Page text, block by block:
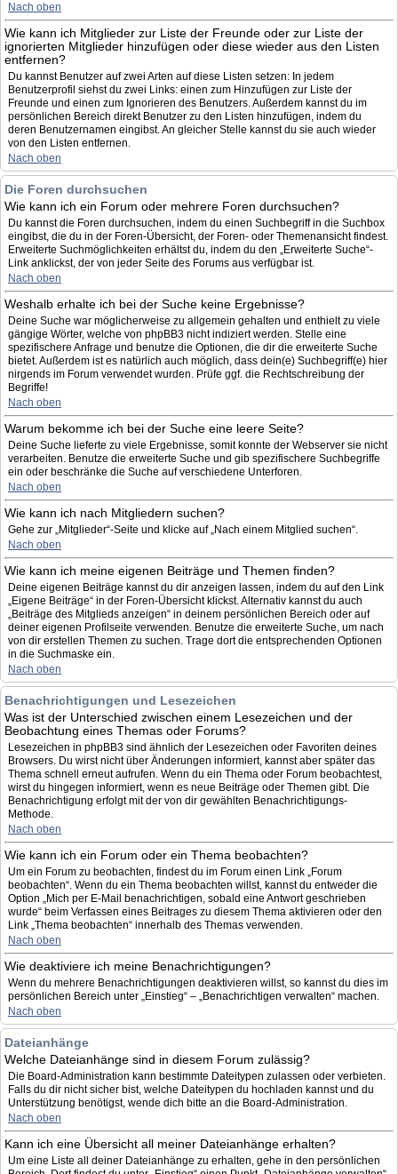
Nach oben
Wie kann ich Mitglieder zur Liste der Freunde oder zur Liste der
ignorierten Mitglieder hinzufügen oder diese wieder aus den Listen
entfernen?
Du kannst Benutzer auf zwei Arten auf diese Listen setzen: In jedem
Benutzerprofil siehst du zwei Links: einen zum Hinzufügen zur Liste der
Freunde und einen zum Ignorieren des Benutzers. Außerdem kannst du im
persönlichen Bereich direkt Benutzer zu den Listen hinzufügen, indem du
deren Benutzernamen eingibst. An gleicher Stelle kannst du sie auch wieder
von den Listen entfernen.
Nach oben
Die Foren durchsuchen
Wie kann ich ein Forum oder mehrere Foren durchsuchen?
Du kannst die Foren durchsuchen, indem du einen Suchbegriff in die Suchbox
eingibst, die du in der Foren-Übersicht, der Foren- oder Themenansicht findest.
Erweiterte Suchmöglichkeiten erhältst du, indem du den „Erweiterte Suche“-
Link anklickst, der von jeder Seite des Forums aus verfügbar ist.
Nach oben
Weshalb erhalte ich bei der Suche keine Ergebnisse?
Deine Suche war möglicherweise zu allgemein gehalten und enthielt zu viele
gängige Wörter, welche von phpBB3 nicht indiziert werden. Stelle eine
spezifischere Anfrage und benutze die Optionen, die dir die erweiterte Suche
bietet. Außerdem ist es natürlich auch möglich, dass dein(e) Suchbegriff(e) hier
nirgends im Forum verwendet wurden. Prüfe ggf. die Rechtschreibung der
Begriffe!
Nach oben
Warum bekomme ich bei der Suche eine leere Seite?
Deine Suche lieferte zu viele Ergebnisse, somit konnte der Webserver sie nicht
verarbeiten. Benutze die erweiterte Suche und gib spezifischere Suchbegriffe
ein oder beschränke die Suche auf verschiedene Unterforen.
Nach oben
Wie kann ich nach Mitgliedern suchen?
Gehe zur „Mitglieder“-Seite und klicke auf „Nach einem Mitglied suchen“.
Nach oben
Wie kann ich meine eigenen Beiträge und Themen finden?
Deine eigenen Beiträge kannst du dir anzeigen lassen, indem du auf den Link
„Eigene Beiträge“ in der Foren-Übersicht klickst. Alternativ kannst du auch
„Beiträge des Mitglieds anzeigen“ in deinem persönlichen Bereich oder auf
deiner eigenen Profilseite verwenden. Benutze die erweiterte Suche, um nach
von dir erstellen Themen zu suchen. Trage dort die entsprechenden Optionen
in die Suchmaske ein.
Nach oben
Benachrichtigungen und Lesezeichen
Was ist der Unterschied zwischen einem Lesezeichen und der
Beobachtung eines Themas oder Forums?
Lesezeichen in phpBB3 sind ähnlich der Lesezeichen oder Favoriten deines
Browsers. Du wirst nicht über Änderungen informiert, kannst aber später das
Thema schnell erneut aufrufen. Wenn du ein Thema oder Forum beobachtest,
wirst du hingegen informiert, wenn es neue Beiträge oder Themen gibt. Die
Benachrichtigung erfolgt mit der von dir gewählten Benachrichtigungs-
Methode.
Nach oben
Wie kann ich ein Forum oder ein Thema beobachten?
Um ein Forum zu beobachten, findest du im Forum einen Link „Forum
beobachten“. Wenn du ein Thema beobachten willst, kannst du entweder die
Option „Mich per E-Mail benachrichtigen, sobald eine Antwort geschrieben
wurde“ beim Verfassen eines Beitrages zu diesem Thema aktivieren oder den
Link „Thema beobachten“ innerhalb des Themas verwenden.
Nach oben
Wie deaktiviere ich meine Benachrichtigungen?
Wenn du mehrere Benachrichtigungen deaktivieren willst, so kannst du dies im
persönlichen Bereich unter „Einstieg“ – „Benachrichtigen verwalten“ machen.
Nach oben
Dateianhänge
Welche Dateianhänge sind in diesem Forum zulässig?
Die Board-Administration kann bestimmte Dateitypen zulassen oder verbieten.
Falls du dir nicht sicher bist, welche Dateitypen du hochladen kannst und du
Unterstützung benötigst, wende dich bitte an die Board-Administration.
Nach oben
Kann ich eine Übersicht all meiner Dateianhänge erhalten?
Um eine Liste all deiner Dateianhänge zu erhalten, gehe in den persönlichen